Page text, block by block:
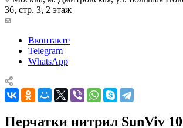
36, стр. 3, 2 этаж
Вконтакте
Telegram
WhatsApp
Перчатки нитрил SunViv